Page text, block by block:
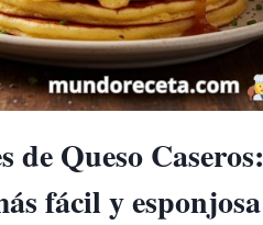
de Queso Caseros:
fácil y esponjosa